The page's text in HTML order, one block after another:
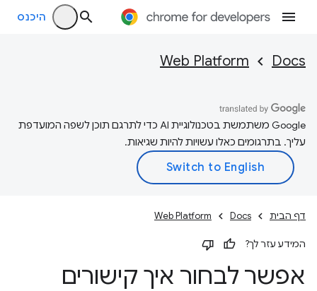
היכנס
Docs
Web Platform
‫Google משתמשת בטכנולוגיית AI כדי לתרגם תוכן לשפה המועדפת
עליך. בתרגומים כאלו עשויות להיות שגיאות.
דף הבית Docs
Web Platform
המידע עזר לך?
אפשר לבחור איך קישורים